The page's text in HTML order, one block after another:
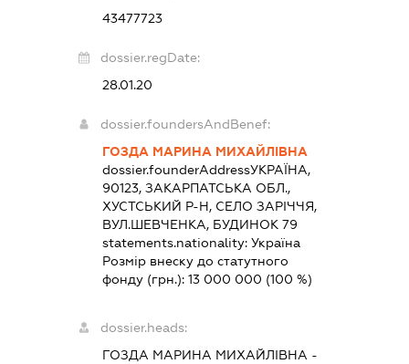
43477723
dossier.regDate:
28.01.20
dossier.foundersAndBenef:
ГОЗДА МАРИНА МИХАЙЛІВНА
dossier.founderAddressУКРАЇНА,
90123, ЗАКАРПАТСЬКА ОБЛ.,
ХУСТСЬКИЙ Р-Н, СЕЛО ЗАРІЧЧЯ,
ВУЛ.ШЕВЧЕНКА, БУДИНОК 79
statements.nationality: Україна
Розмір внеску до статутного
фонду (грн.): 13 000 000 (100 %)
dossier.heads:
ГОЗДА МАРИНА МИХАЙЛІВНА -